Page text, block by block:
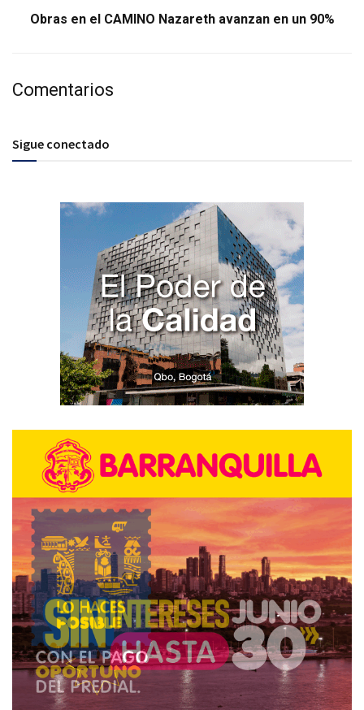
Obras en el CAMINO Nazareth avanzan en un 90%
Comentarios
Sigue conectado